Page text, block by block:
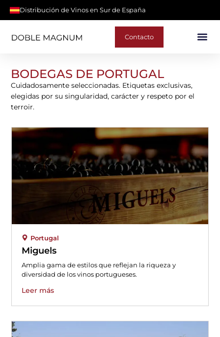
Distribución de Vinos en Sur de España
Contacto
BODEGAS DE PORTUGAL
Cuidadosamente seleccionadas. Etiquetas exclusivas,
elegidas por su singularidad, carácter y respeto por el
terroir.
Portugal
Miguels
Amplia gama de estilos que reflejan la riqueza y
diversidad de los vinos portugueses.
Leer más